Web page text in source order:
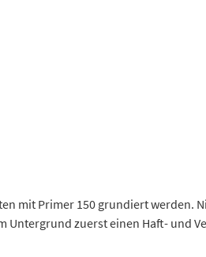
mit Primer 150 grundiert werden.
Untergrund zuerst einen Haft- und